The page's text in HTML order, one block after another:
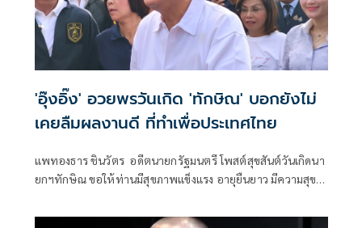
'อุ๊งอิ๊ง' อวยพรวันเกิด 'ทักษิณ' บอกยังไม่
เคยลืมผลงานดี ที่ทำเพื่อประเทศไทย
แพทองธาร ชินวัตร อดีตนายกรัฐมนตรี โพสต์สุขสันต์วันเกิดนา
ยกฯทักษิณ ขอให้ท่านมีสุขภาพแข็งแรง อายุยืนยาว มีความสุข